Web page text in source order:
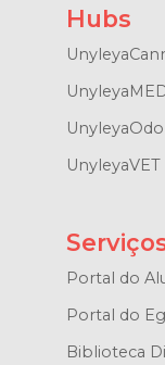
Hubs
UnyleyaVET
Portal do
Portal do
Biblioteca